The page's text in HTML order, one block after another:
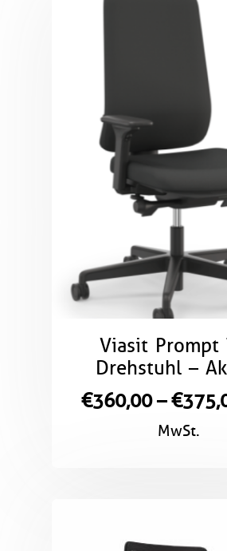
Viasit Prompt
Drehstuhl –
€360,00–€
MwSt.